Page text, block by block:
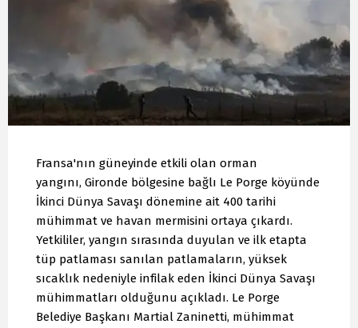
Fransa'nın güneyinde etkili olan orman
yangını, Gironde bölgesine bağlı Le Porge köyünde
İkinci Dünya Savaşı dönemine ait 400 tarihi
mühimmat ve havan mermisini ortaya çıkardı.
Yetkililer, yangın sırasında duyulan ve ilk etapta
tüp patlaması sanılan patlamaların, yüksek
sıcaklık nedeniyle infilak eden İkinci Dünya Savaşı
mühimmatları olduğunu açıkladı. Le Porge
Belediye Başkanı Martial Zaninetti, mühimmat